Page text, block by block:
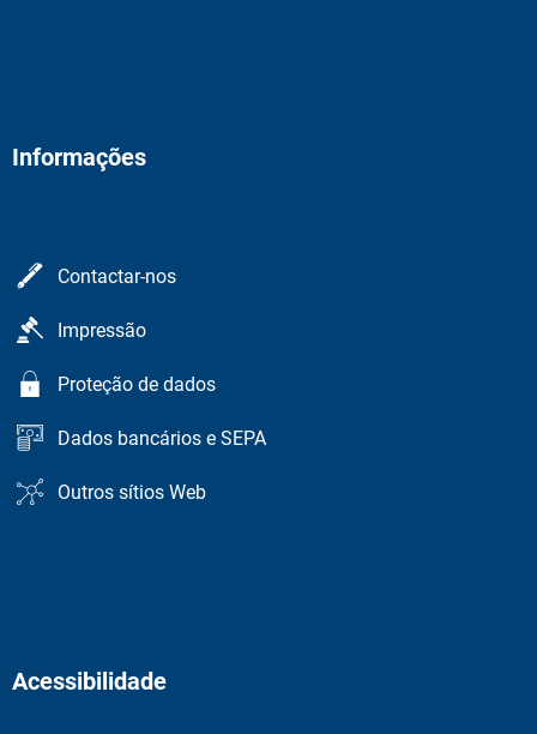
Informações
Contactar-nos
Impressão
Proteção de dados
Dados bancários e SEPA
Outros sítios Web
Acessibilidade